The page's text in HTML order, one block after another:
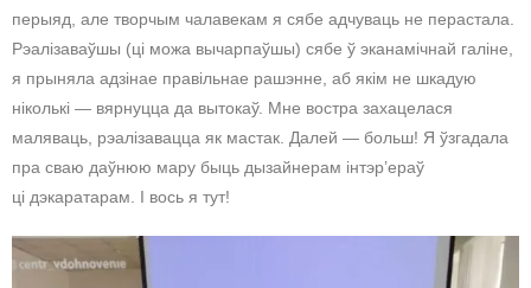
перыяд, але творчым чалавекам я сябе адчуваць не перастала.
Рэалізаваўшы (ці можа вычарпаўшы) сябе ў эканамічнай галіне,
я прыняла адзінае правільнае рашэнне, аб якім не шкадую
ніколькі — вярнуцца да вытокаў. Мне востра захацелася
маляваць, рэалізавацца як мастак. Далей — больш! Я ўзгадала
пра сваю даўнюю мару быць дызайнерам інтэр’ераў
ці дэкаратарам. І вось я тут!